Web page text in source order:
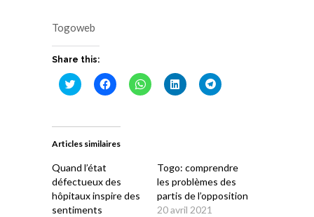
Togoweb
Share this:
Cliquez
pour
dans
nouvelle
Cliquez
pour
dans
nouvelle
Cliquez
pour
Cliquez
pour
Cliquez
pour
Articles similaires
Quand l’état
défectueux des
hôpitaux inspire des
sentiments
Togo: comprendre
les problèmes des
partis de l’opposition
20 avril 2021